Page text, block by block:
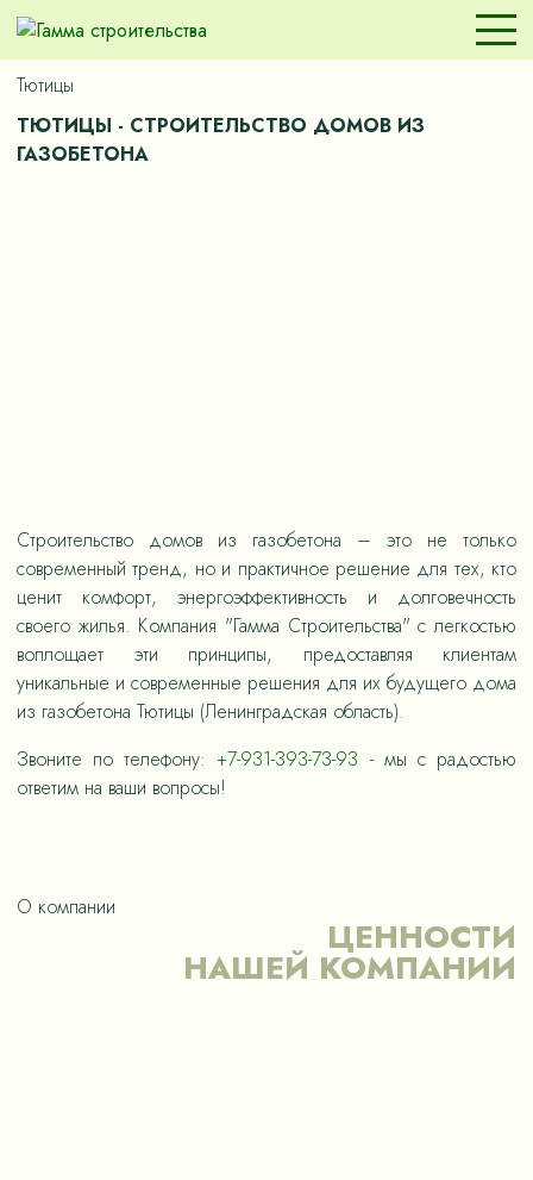
Тютицы
ТЮТИЦЫ - СТРОИТЕЛЬСТВО ДОМОВ ИЗ
ГАЗОБЕТОНА
Строительство домов из газобетона – это не только
современный тренд, но и практичное решение для тех, кто
ценит комфорт, энергоэффективность и долговечность
своего жилья. Компания "Гамма Строительства" с легкостью
воплощает эти принципы, предоставляя клиентам
уникальные и современные решения для их будущего дома
из газобетона Тютицы (Ленинградская область).
Звоните по телефону:+7-931-393-73-93 - мы с радостью
ответим на ваши вопросы!
О компании
ЦЕННОСТИ
НАШЕЙ КОМПАНИИ